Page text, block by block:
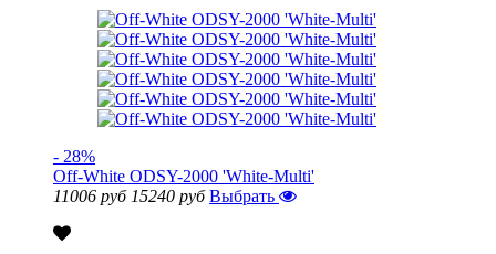
- 28%
Off-White ODSY-2000 'White-Multi'
11006 руб 15240 руб Выбрать